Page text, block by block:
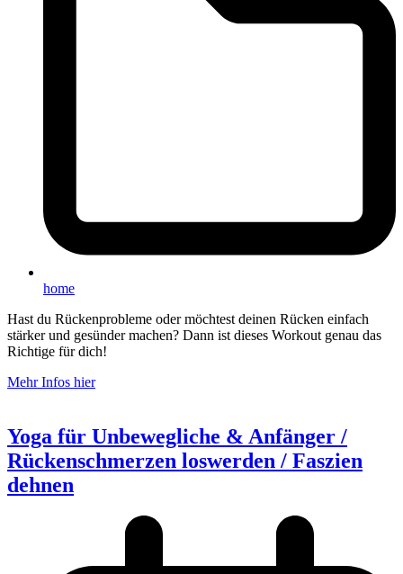
home
Hast du Rückenprobleme oder möchtest deinen Rücken einfach
stärker und gesünder machen? Dann ist dieses Workout genau das
Richtige für dich!
Mehr Infos hier
Yoga für Unbewegliche & Anfänger /
Rückenschmerzen loswerden / Faszien
dehnen